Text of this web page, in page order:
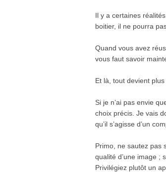
Il y a certaines
boitier, il ne pourra
Quand vous avez
vous faut savoir
Et là, tout devient
Si je n’ai pas envie
choix précis. Je vais
qu’il s’agisse d’un
Primo, ne sautez pas
qualité d’une image ;
Privilégiez plutôt un